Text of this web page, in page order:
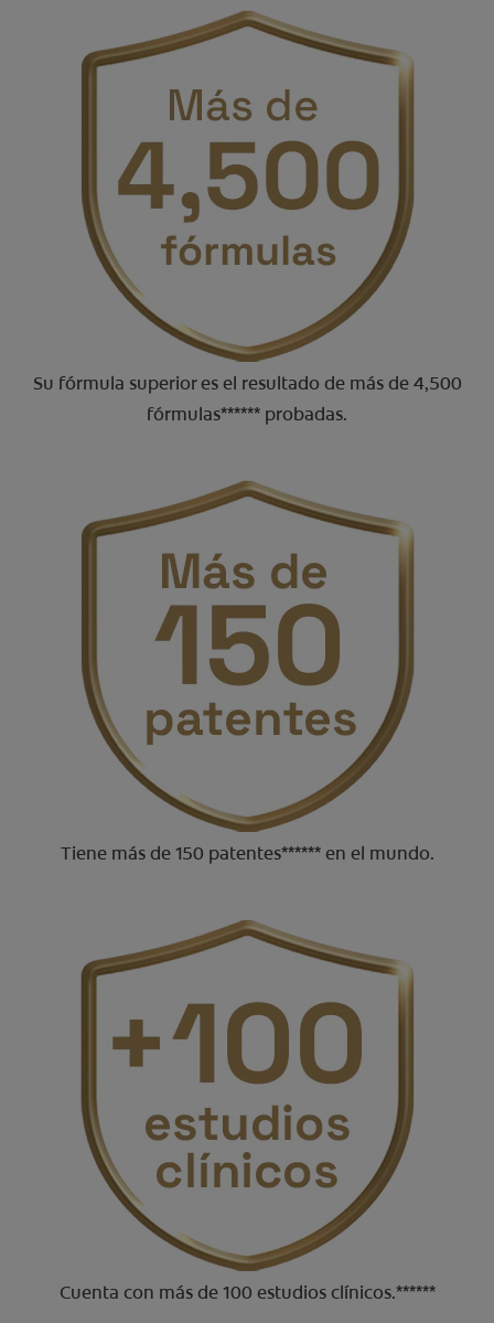
Su fórmula superior es el resultado de más de 4,500
fórmulas****** probadas.
Tiene más de 150 patentes****** en el mundo.
Cuenta con más de 100 estudios clínicos.******